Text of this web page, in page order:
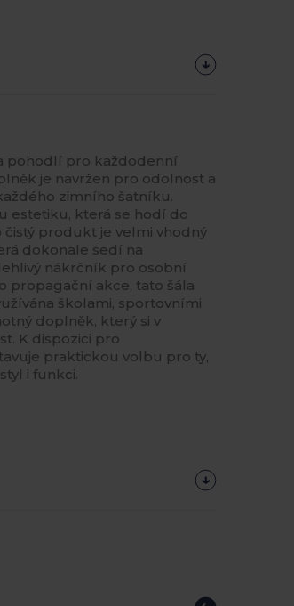
pohodlí pro každodenní
je navržen pro odolnost a
zimního šatníku.
estetiku, která se hodí do
produkt je velmi vhodný
dokonale sedí na
nákrčník pro osobní
akce, tato šála
školami, sportovními
doplněk, který si v
K dispozici pro
praktickou volbu pro ty,
i funkci.